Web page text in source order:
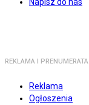
REKLAMA I PRENUMERATA
Reklama
Ogłoszenia